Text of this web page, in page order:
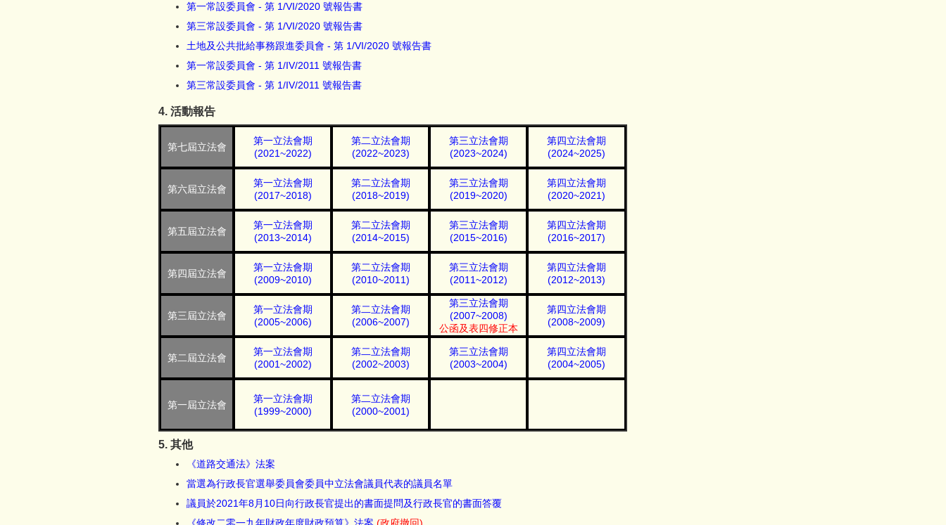
第一常設委員會 - 第 1/VI/2020 號報告書
第三常設委員會 - 第 1/VI/2020 號報告書
土地及公共批給事務跟進委員會 - 第 1/VI/2020 號報告書
第一常設委員會 - 第 1/IV/2011 號報告書
第三常設委員會 - 第 1/IV/2011 號報告書
4. 活動報告
第七屆立法會
第一立法會期
(2021~2022)
第二立法會期
(2022~2023)
第三立法會期
(2023~2024)
第四立法會期
(2024~2025)
第六屆立法會
第一立法會期
(2017~2018)
第二立法會期
(2018~2019)
第三立法會期
(2019~2020)
第四立法會期
(2020~2021)
第五屆立法會
第一立法會期
(2013~2014)
第二立法會期
(2014~2015)
第三立法會期
(2015~2016)
第四立法會期
(2016~2017)
第四屆立法會
第一立法會期
(2009~2010)
第二立法會期
(2010~2011)
第三立法會期
(2011~2012)
第四立法會期
(2012~2013)
第三屆立法會
第一立法會期
(2005~2006)
第二立法會期
(2006~2007)
第三立法會期
(2007~2008)
公函及表四修正本
第四立法會期
(2008~2009)
第二屆立法會
第一立法會期
(2001~2002)
第二立法會期
(2002~2003)
第三立法會期
(2003~2004)
第四立法會期
(2004~2005)
第一屆立法會
第一立法會期
(1999~2000)
第二立法會期
(2000~2001)
5. 其他
《道路交通法》法案
當選為行政長官選舉委員會委員中立法會議員代表的議員名單
議員於2021年8月10日向行政長官提出的書面提問及行政長官的書面答覆